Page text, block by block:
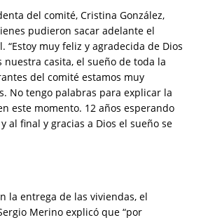
del comité, Cristina González,
pudieron sacar adelante el
“Estoy muy feliz y agradecida de Dios
casita, el sueño de toda la
del comité estamos muy
No tengo palabras para explicar la
este momento. 12 años esperando
al final y gracias a Dios el sueño se
la entrega de las viviendas, el
Merino explicó que “por